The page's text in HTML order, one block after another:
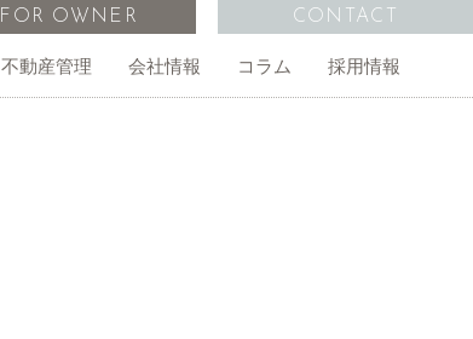
不動産管理 会社情報 コラム 採用情報
FOR OWNER CONTACT